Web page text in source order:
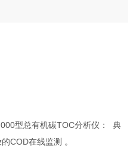
型总有机碳TOC分析仪： 典
COD在线监测 。